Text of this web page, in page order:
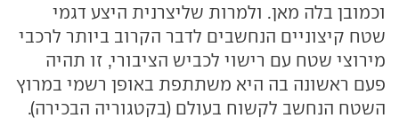
וכמובן בלה מאן. ולמרות שליצרנית היצע דגמי
שטח קיצוניים הנחשבים לדבר הקרוב ביותר לרכבי
מירוצי שטח עם רישוי לכביש הציבורי, זו תהיה
פעם ראשונה בה היא משתתפת באופן רשמי במרוץ
השטח הנחשב לקשוח בעולם (בקטגוריה הבכירה).